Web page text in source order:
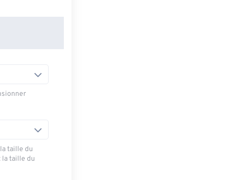
taille du
la taille du